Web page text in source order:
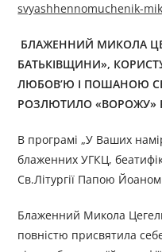
svyashhennomuchenik-
БЛАЖЕННИЙ МИКОЛА
БАТЬКІВЩИНИ»,
ЛЮБОВ’Ю І ПОШАНОЮ
РОЗЛЮТИЛО «ВОРОЖУ»
В програмі „У Ваших
блаженних УГКЦ,
Св.Літургії Папою
Блаженний Микола
повністю присвятила